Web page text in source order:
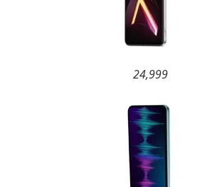
24,999